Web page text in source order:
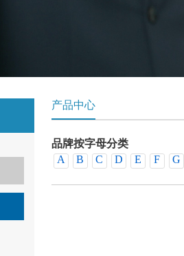
产品中心
品牌按字母分类
A
B C D E F G